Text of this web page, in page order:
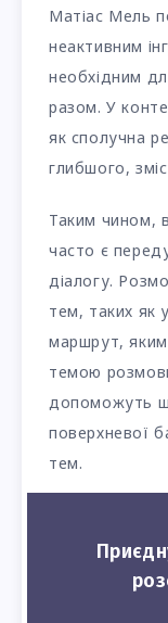
Матіас Мель
неактивним
необхідним
разом. У
як сполучна
глибшого,
Таким чином,
часто є
діалогу.
тем, таких як
маршрут, яким
темою
допоможуть
поверхневої
тем.